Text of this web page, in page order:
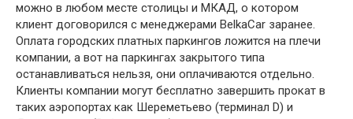
можно в любом месте столицы и МКАД, о котором
клиент договорился с менеджерами BelkaCar заранее.
Оплата городских платных паркингов ложится на плечи
компании, а вот на паркингах закрытого типа
останавливаться нельзя, они оплачиваются отдельно.
Клиенты компании могут бесплатно завершить прокат в
таких аэропортах как Шереметьево (терминал D) и